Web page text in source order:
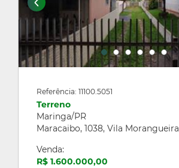
Referência: 11100.5051
Terreno
Maringa/PR
Maracaibo, 1038, Vila Morangueira
Venda:
R$ 1.600.000,00